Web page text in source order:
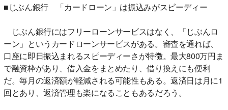
■じぶん銀行 「カードローン」は振込みがスピーディー
じぶん銀行にはフリーローンサービスはなく、「じぶんロ
ーン」というカードローンサービスがある。審査を通れば、
口座に即日振込まれるスピーディーさが特徴。最大800万円ま
で融資枠があり、借入金をまとめたり、借り換えにも便利
だ。毎月の返済額が軽減される可能性もある。返済日は月に1
回とあり、返済管理も楽になることもあるだろう。